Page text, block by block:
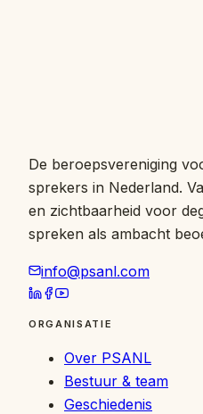
De beroepsvereniging
sprekers in Nederland.
en zichtbaarheid voor
spreken als ambacht
info@psanl.com
ORGANISATIE
Over PSANL
Bestuur & team
Geschiedenis